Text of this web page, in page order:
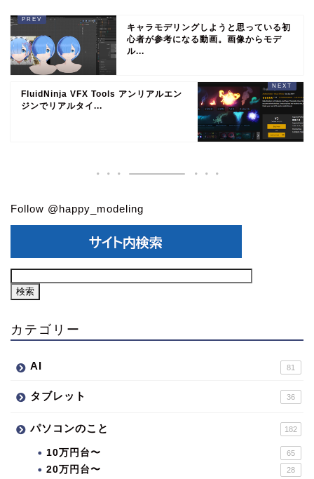
キャラモデリングしようと思っている初
心者が参考になる動画。画像からモデ
ル...
FluidNinja VFX Tools アンリアルエン
ジンでリアルタイ...
Follow @happy_modeling
カテゴリー
AI 81
タブレット 36
パソコンのこと 182
10万円台〜 65
20万円台〜 28